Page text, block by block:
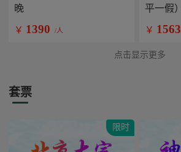
晚
￥ 1390 /人
平一假）
￥ 1563
点击显示更多
套票
限时